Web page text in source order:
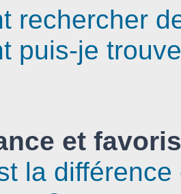
rechercher
puis-je
et favoris
la